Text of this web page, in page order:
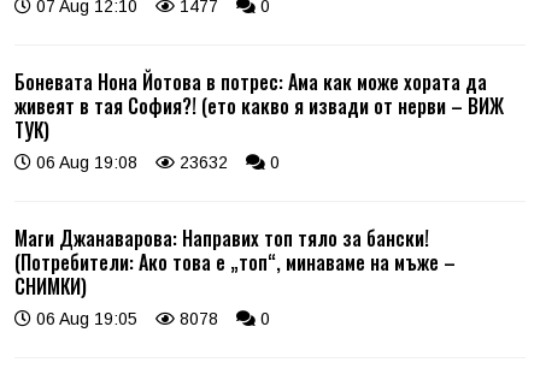
07 Aug 12:10 1477 0
Боневата Нона Йотова в потрес: Ама как може хората да
живеят в тая София?! (ето какво я извади от нерви – ВИЖ
ТУК)
06 Aug 19:08 23632 0
Маги Джанаварова: Направих топ тяло за бански!
(Потребители: Ако това е „топ“, минаваме на мъже –
СНИМКИ)
06 Aug 19:05 8078 0